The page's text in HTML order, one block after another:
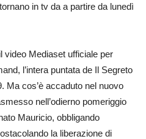
in tv da a partire da lunedì
video Mediaset ufficiale per
l’intera puntata de Il Segreto
Ma cos’è accaduto nel nuovo
nell’odierno pomeriggio
Mauricio, obbligando
la liberazione di